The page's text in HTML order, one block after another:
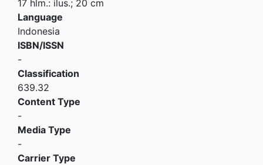
17 hlm.: ilus.; 20 cm
Language
Indonesia
ISBN/ISSN
-
Classification
639.32
Content Type
-
Media Type
-
Carrier Type